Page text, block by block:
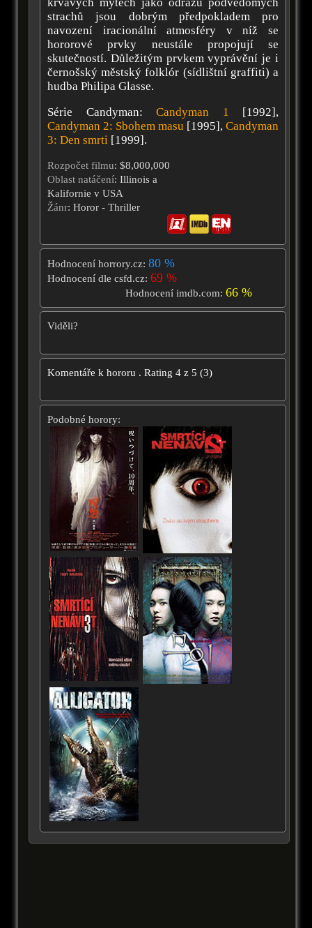
strachů jsou dobrým předpokladem pro
navození iracionální atmosféry v níž se
hororové prvky neustále propojují se
skutečností. Důležitým prvkem vyprávění je i
černošský městský folklór (sídlištní graffiti) a
hudba Philipa Glasse.
Série Candyman:Candyman 1
[1992],
Candyman 2: Sbohem masu [1995],Candyman
3: Den smrti [1999].
Rozpočet filmu: $8,000,000
Oblast natáčení: Illinois a
Kalifornie v USA
Žánr: Horor - Thriller
Hodnocení horrory.cz: 80 %
Hodnocení dle csfd.cz: 69 %
Hodnocení imdb.com:66 %
Viděli?
Komentáře k hororu . Rating 4 z 5 (3)
Podobné horory: